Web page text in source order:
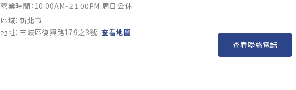
營業時間：10:00AM~21:00PM 周日公休
區域：新北市
地址：三峽區復興路179之3號 查看地圖
查看聯絡電話